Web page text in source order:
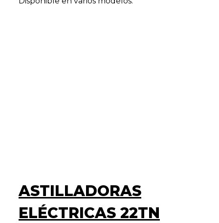
ASTILLADORAS
ELÉCTRICAS 22TN